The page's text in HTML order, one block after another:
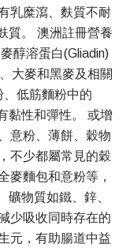
乳糜瀉、麩質不耐
質。 澳洲註冊營養
醇溶蛋白(Gliadin)
大麥和黑麥及相關
低筋麵粉中的
黏性和彈性。 或增
意粉、薄餅、穀物
不少都屬常見的穀
麥麵包和意粉等，
物質如鐵、鋅、
少吸收同時存在的
元，有助腸道中益